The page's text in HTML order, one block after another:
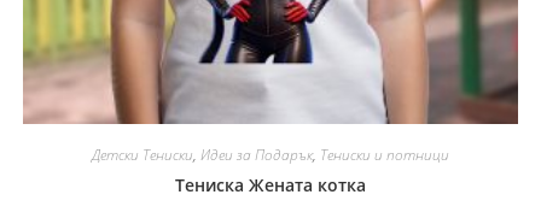
Детски Тениски, Идеи за Подарък, Тениски и потници
Тениска Жената котка